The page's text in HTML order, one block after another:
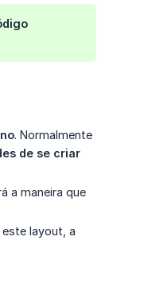
. Normalmente
de se criar
a maneira que
layout, a